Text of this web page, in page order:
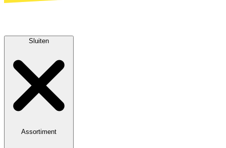
Sluiten
Assortiment